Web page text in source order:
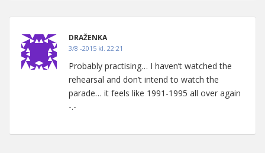
DRAŽENKA
3/8 -2015 kl. 22:21
Probably practising… I haven’t watched the
rehearsal and don’t intend to watch the
parade… it feels like 1991-1995 all over again
-.-